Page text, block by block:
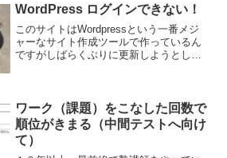
をそそぐように、あふれ...
WordPress ログインできない！
このサイトはWordpressという一番メジ
ャーなサイト作成ツールで作っているん
ですがしばらくぶりに更新しようとした
ことには更新でき...
ワーク（課題）をこなした回数で
順位がきまる（中間テストへ向け
て）